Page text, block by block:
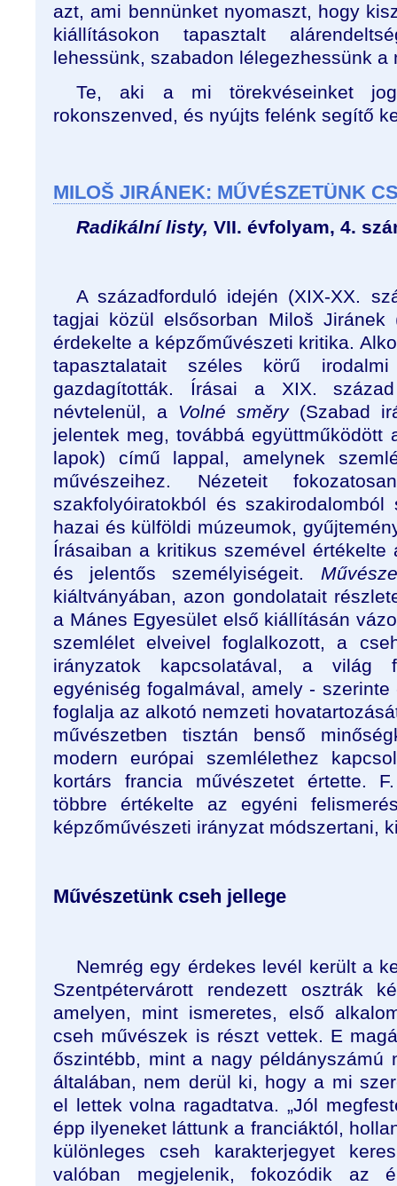
azt, ami bennünket nyomaszt, hogy
kiállításokon tapasztalt
lehessünk, szabadon lélegezhessünk a
Te, aki a mi törekvéseinket
rokonszenved, és nyújts felénk segítő
MILOŠ JIRÁNEK: MŰVÉSZETÜNK
Radikální listy, VII. évfolyam, 4.
A századforduló idején (XIX-XX.
tagjai közül elsősorban Miloš Jiránek
érdekelte a képzőművészeti kritika.
tapasztalatait széles körű
gazdagították. Írásai a XIX.
névtelenül, a Volné směry (Szabad
jelentek meg, továbbá együttműködött
lapok) című lappal, amelynek
művészeihez. Nézeteit
szakfolyóiratokból és
hazai és külföldi múzeumok,
Írásaiban a kritikus szemével
és jelentős személyiségeit.
kiáltványában, azon gondolatait
a Mánes Egyesület első kiállításán
szemlélet elveivel foglalkozott, a
irányzatok kapcsolatával, a világ
egyéniség fogalmával, amely -
foglalja az alkotó nemzeti
művészetben tisztán benső
modern európai szemlélethez
kortárs francia művészetet értette.
többre értékelte az egyéni
képzőművészeti irányzat módszertani,
Művészetünk cseh jellege
Nemrég egy érdekes levél került a
Szentpétervárott rendezett osztrák
amelyen, mint ismeretes, első
cseh művészek is részt vettek. E
őszintébb, mint a nagy példányszámú
általában, nem derül ki, hogy a mi
el lettek volna ragadtatva. „Jól
épp ilyeneket láttunk a franciáktól,
különleges cseh karakterjegyet
valóban megjelenik, fokozódik az